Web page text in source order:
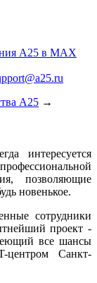
А25 →
интересуется
позволяющие
новенькое.
сотрудники
проект -
все шансы
Санкт-